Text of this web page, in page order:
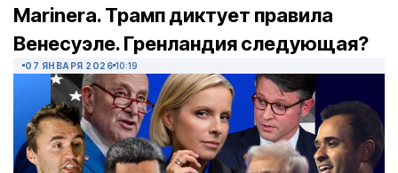
Marinera. Трамп диктует правила
Венесуэле. Гренландия следующая?
07 ЯНВАРЯ 2026 10:19